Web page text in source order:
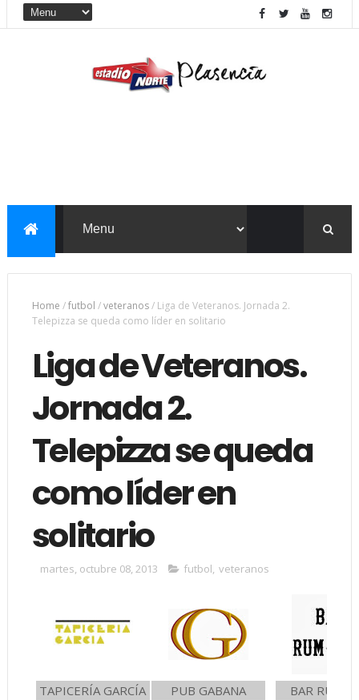
Home /futbol /veteranos/ Liga de Veteranos. Jornada 2.
Telepizza se queda como líder en solitario
Liga de Veteranos.
Jornada 2.
Telepizza se queda
como líder en
solitario
martes, octubre 08, 2013 futbol, veteranos
TAPICERÍA GARCÍA
PUB GABANA
BAR RUM